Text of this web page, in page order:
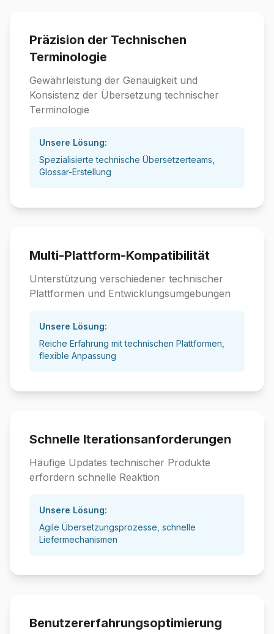
Präzision der Technischen
Terminologie
Gewährleistung der Genauigkeit und
Konsistenz der Übersetzung technischer
Terminologie
Unsere Lösung:
Spezialisierte technische Übersetzerteams,
Glossar-Erstellung
Multi-Plattform-Kompatibilität
Unterstützung verschiedener technischer
Plattformen und Entwicklungsumgebungen
Unsere Lösung:
Reiche Erfahrung mit technischen Plattformen,
flexible Anpassung
Schnelle Iterationsanforderungen
Häufige Updates technischer Produkte
erfordern schnelle Reaktion
Unsere Lösung:
Agile Übersetzungsprozesse, schnelle
Liefermechanismen
Benutzererfahrungsoptimierung